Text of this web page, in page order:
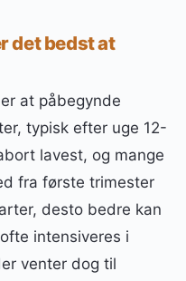
det bedst at
at påbegynde
typisk efter uge 12-
lavest, og mange
fra første trimester
desto bedre kan
intensiveres i
venter dog til